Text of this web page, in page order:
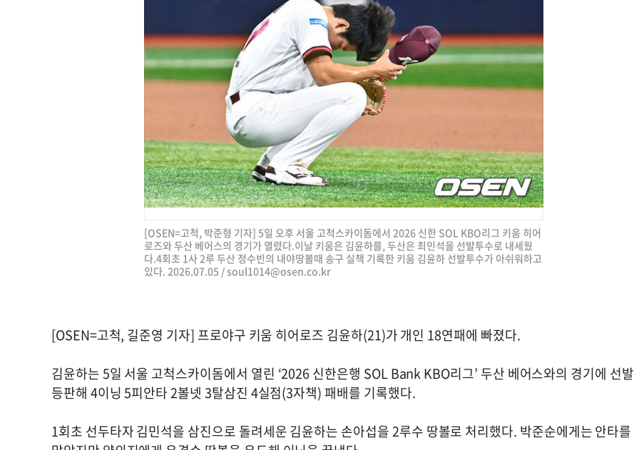
[OSEN=고척, 박준형 기자] 5일 오후 서울 고척스카이돔에서 2026 신한 SOL KBO리그 키움 히어
로즈와 두산 베어스의 경기가 열렸다.이날 키움은 김윤하를, 두산은 최민석을 선발투수로 내세웠
다.4회초 1사 2루 두산 정수빈의 내야땅볼때 송구 실책 기록한 키움 김윤하 선발투수가 아쉬워하고
있다. 2026.07.05 / soul1014@osen.co.kr
[OSEN=고척, 길준영 기자] 프로야구 키움 히어로즈 김윤하(21)가 개인 18연패에 빠졌다.
김윤하는 5일 서울 고척스카이돔에서 열린 ‘2026 신한은행 SOL Bank KBO리그’ 두산 베어스와의 경기에 선발
등판해 4이닝 5피안타 2볼넷 3탈삼진 4실점(3자책) 패배를 기록했다.
1회초 선두타자 김민석을 삼진으로 돌려세운 김윤하는 손아섭을 2루수 땅볼로 처리했다. 박준순에게는 안타를